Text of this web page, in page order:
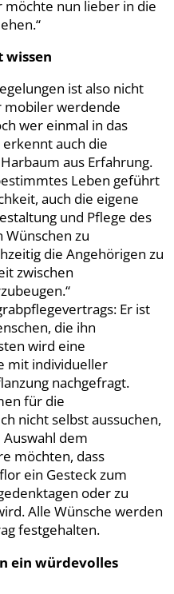
nun lieber in die
wissen
ist also nicht
werdende
wer einmal in das
auch die
aus Erfahrung.
Leben geführt
auch die eigene
und Pflege des
Wünschen zu
die Angehörigen zu
zwischen
Er ist
die ihn
wird eine
mit individueller
nachgefragt.
für die
nicht selbst aussuchen,
dem
möchten, dass
ein Gesteck zum
oder zu
Alle Wünsche werden
festgehalten.
ein würdevolles